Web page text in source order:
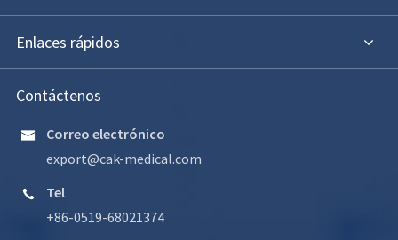
Enlaces rápidos
Contáctenos

Correo electrónico
export@cak-medical.com

Tel
+86-0519-68021374